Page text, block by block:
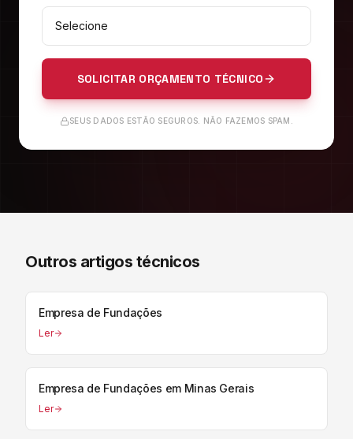
SOLICITAR ORÇAMENTO TÉCNICO
SEUS DADOS ESTÃO SEGUROS. NÃO FAZEMOS SPAM.
Outros artigos técnicos
Empresa de Fundações
Ler
Empresa de Fundações em Minas Gerais
Ler